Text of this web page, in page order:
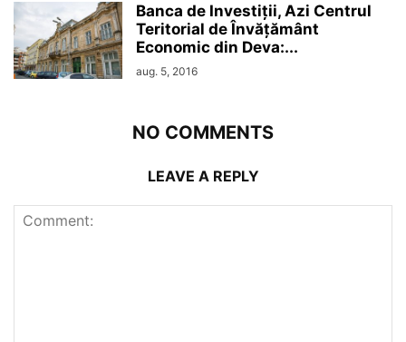
Banca de Investiții, Azi Centrul
Teritorial de Învățământ
Economic din Deva:...
aug. 5, 2016
NO COMMENTS
LEAVE A REPLY